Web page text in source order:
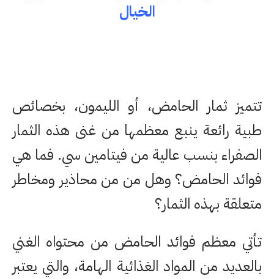
الخيال
تتميز ثمار الحامض، أو الليمون، بخصائص
طبية رائعة ينبع معظمها من غنى هذه الثمار
الصفراء بنسب عالية من فيتامين سي. فما هي
فوائد الحامض؟ وهل من من محاذير ومخاطر
متعلقة بهذه الثمار؟
تأتي معظم فوائد الحامض من محتواه الغني
بالعديد من المواد الغذائية الهامة، والتي يعتبر